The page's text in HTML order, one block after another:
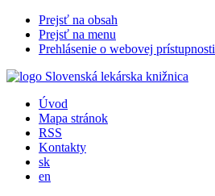
Prejsť na obsah
Prejsť na menu
Prehlásenie o webovej prístupnosti
Úvod
Mapa stránok
RSS
Kontakty
sk
en